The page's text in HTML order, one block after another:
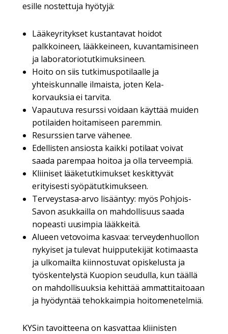
esille nostettuja hyötyjä:
Lääkeyritykset kustantavat hoidot
palkkoineen, lääkkeineen, kuvantamisineen
ja laboratoriotutkimuksineen.
Hoito on siis tutkimuspotilaalle ja
yhteiskunnalle ilmaista, joten Kela-
korvauksia ei tarvita.
Vapautuva resurssi voidaan käyttää muiden
potilaiden hoitamiseen paremmin.
Resurssien tarve vähenee.
Edellisten ansiosta kaikki potilaat voivat
saada parempaa hoitoa ja olla terveempiä.
Kliiniset lääketutkimukset keskittyvät
erityisesti syöpätutkimukseen.
Terveystasa-arvo lisääntyy: myös Pohjois-
Savon asukkailla on mahdollisuus saada
nopeasti uusimpia lääkkeitä.
Alueen vetovoima kasvaa: terveydenhuollon
nykyiset ja tulevat huipputekijät kotimaasta
ja ulkomailta kiinnostuvat opiskelusta ja
työskentelystä Kuopion seudulla, kun täällä
on mahdollisuuksia kehittää ammattitaitoaan
ja hyödyntää tehokkaimpia hoitomenetelmiä.
KYSin tavoitteena on kasvattaa kliinisten